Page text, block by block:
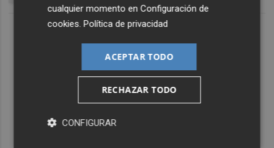
cualquier momento enConfiguración de
cookies .Política de privacidad
ACEPTAR TODO
RECHAZAR TODO
CONFIGURAR